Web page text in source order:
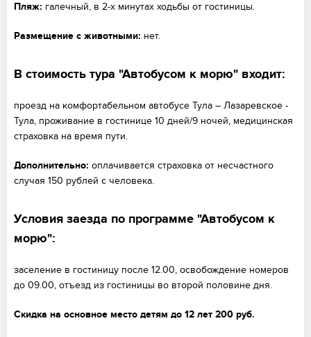
Пляж: галечный, в 2-х минутах ходьбы от гостиницы.
Размещение с животными: нет.
В стоимость тура "Автобусом к морю" входит:
проезд на комфортабельном автобусе Тула – Лазаревское -
Тула, проживание в гостинице 10 дней/9 ночей, медицинская
страховка на время пути.
Дополнительно: оплачивается страховка от несчастного
случая 150 рублей с человека.
Условия заезда по программе "Автобусом к
морю":
заселение в гостиницу после 12.00, освобождение номеров
до 09.00, отъезд из гостиницы во второй половине дня.
Скидка на основное место детям до 12 лет 200 руб.